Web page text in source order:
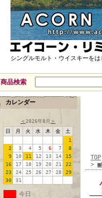
シングルモルト・ウイスキーを
商品検索
カレンダー
＜2026年8月 ＞
日
月 火 水 木 金
土
1
2
3 4 5 6 7
8
9
10 11 12 13 14
15
16
17 18 19 20 21
22
23
24 25 26 27 28
29
30
31
今日
TOP
>